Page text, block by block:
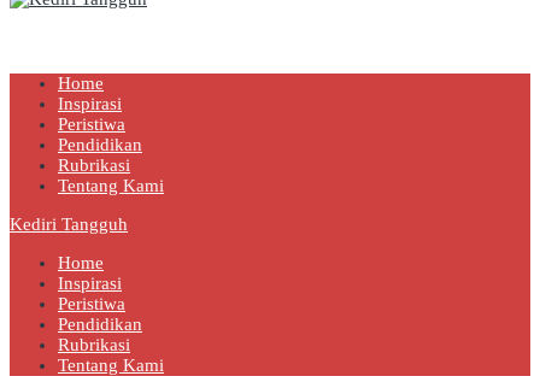
Home
Inspirasi
Peristiwa
Pendidikan
Rubrikasi
Tentang Kami
Kediri Tangguh
Home
Inspirasi
Peristiwa
Pendidikan
Rubrikasi
Tentang Kami